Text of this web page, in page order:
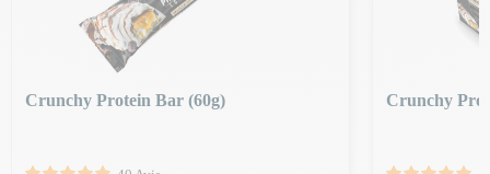
Crunchy Protein Bar (60g) Crunchy